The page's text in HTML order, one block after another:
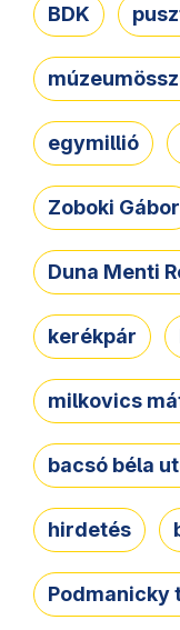
BDK
egymillió
Zoboki Gábor
Duna Menti
kerékpár
milkovics
bacsó béla
hirdetés
Podmanicky